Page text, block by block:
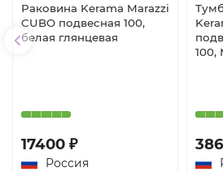
Раковина Kerama Marazzi
CUBO подвесная 100,
белая глянцевая
17400 ₽
Россия
100,